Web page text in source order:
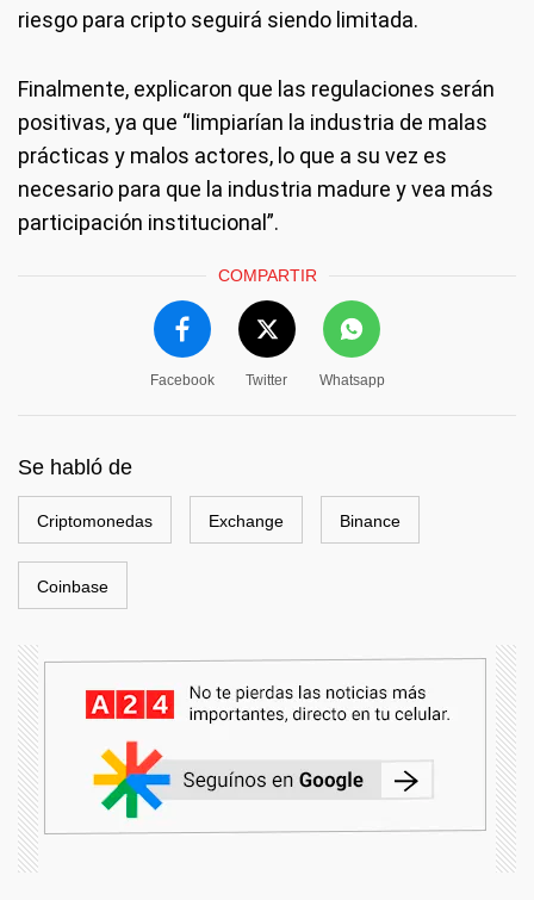
riesgo para cripto seguirá siendo limitada.
Finalmente, explicaron que las regulaciones serán
positivas, ya que “limpiarían la industria de malas
prácticas y malos actores, lo que a su vez es
necesario para que la industria madure y vea más
participación institucional”.
COMPARTIR
Facebook Twitter Whatsapp
Se habló de
Criptomonedas Exchange Binance
Coinbase